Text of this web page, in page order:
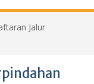
Jalur